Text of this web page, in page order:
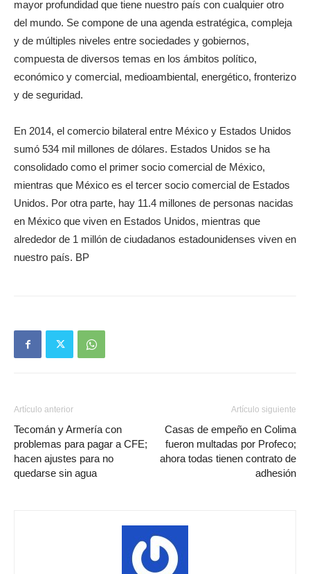
mayor profundidad que tiene nuestro país con cualquier otro
del mundo. Se compone de una agenda estratégica, compleja
y de múltiples niveles entre sociedades y gobiernos,
compuesta de diversos temas en los ámbitos político,
económico y comercial, medioambiental, energético, fronterizo
y de seguridad.
En 2014, el comercio bilateral entre México y Estados Unidos
sumó 534 mil millones de dólares. Estados Unidos se ha
consolidado como el primer socio comercial de México,
mientras que México es el tercer socio comercial de Estados
Unidos. Por otra parte, hay 11.4 millones de personas nacidas
en México que viven en Estados Unidos, mientras que
alrededor de 1 millón de ciudadanos estadounidenses viven en
nuestro país. BP
Artículo anterior
Tecomán y Armería con
problemas para pagar a CFE;
hacen ajustes para no
quedarse sin agua
Artículo siguiente
Casas de empeño en Colima
fueron multadas por Profeco;
ahora todas tienen contrato de
adhesión